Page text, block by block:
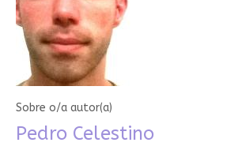
Sobre o/a autor(a)
Pedro Celestino